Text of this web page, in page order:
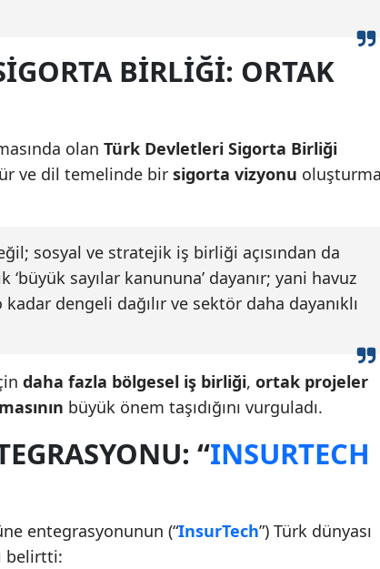
BIRLIĞI: ORTAK
olan Türk Devletleri Sigorta Birliği
ve dil temelinde bir sigorta vizyonu
sosyal ve stratejik iş birliği açısından da
‘büyük sayılar kanununa’ dayanır; yani havuz
dengeli dağılır ve sektör daha dayanıklı
daha fazla bölgesel iş birliği, ortak projeler
büyük önem taşıdığını vurguladı.
“INSURTECH
entegrasyonunun (“InsurTech”) Türk dünyası
belirtti: